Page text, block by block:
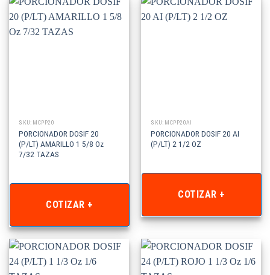
SKU: MCPP20
PORCIONADOR DOSIF 20
(P/LT) AMARILLO 1 5/8 Oz
7/32 TAZAS
COTIZAR +
SKU: MCPP20AI
PORCIONADOR DOSIF 20 AI
(P/LT) 2 1/2 OZ
COTIZAR +